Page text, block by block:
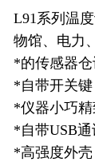
L91系列 温度
物馆、电力
*的传感器仓
*自带开关键
*仪器小巧精
*自带USB通
*高强度外壳